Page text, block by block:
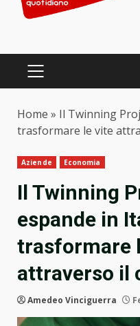
PRIMARY
Home » Il Twinning
trasformare le vite
Aziende Economia
Il Twinning
espande in
trasformare
attraverso il
Amedeo Vinciguerra